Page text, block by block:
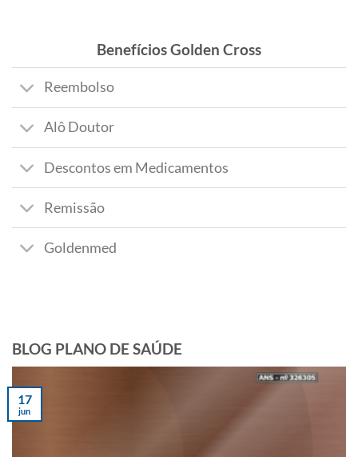
Benefícios Golden Cross
Reembolso
Alô Doutor
Descontos em Medicamentos
Remissão
Goldenmed
BLOG PLANO DE SAÚDE
17
jun